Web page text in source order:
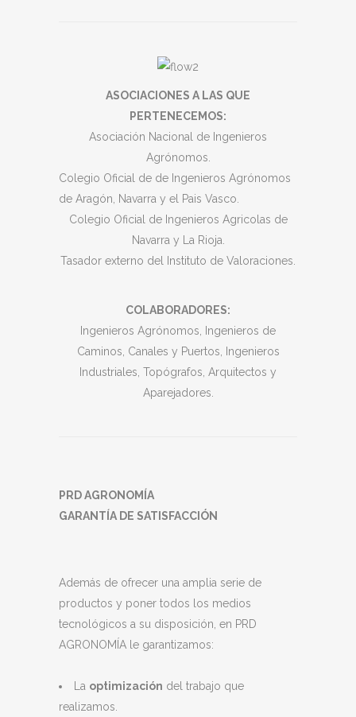
ASOCIACIONES A LAS QUE
PERTENECE MOS:
Asociación Nacional de Ingenieros
Agrónomos.
Colegio Oficial de de Ingenieros Agrónomos
de Aragón, Navarra y el Pais Vasco.
Colegio Oficial de Ingenieros Agricolas de
Navarra y La Rioja.
Tasador externo del Instituto de Valoraciones.
COLABORADORES:
Ingenieros Agrónomos, Ingenieros de
Caminos, Canales y Puertos, Ingenieros
Industriales, Topógrafos, Arquitectos y
Aparejadores.
PRD AGRONOMÍA
GARANTÍA DE SATISFACCIÓN
Además de ofrecer una amplia serie de
productos y poner todos los medios
tecnológicos a su disposición, en PRD
AGRONOMÍA le garantizamos:
La optimización del trabajo que
realizamos.